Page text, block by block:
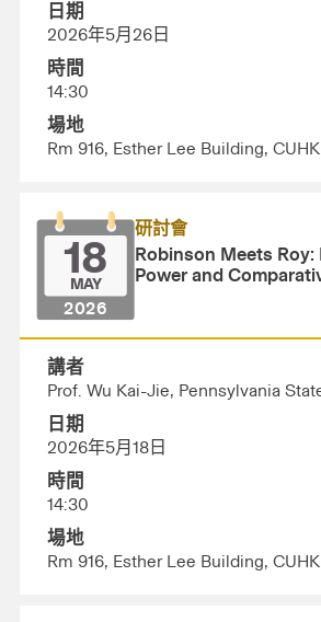
日期
2026年5月26日
時間
14:30
場地
Rm 916, Esther Lee Building, CUHK
18
MAY
2026
研討會
Robinson Meets
Power and
講者
Prof. Wu Kai-Jie, Pennsylvania
日期
2026年5月18日
時間
14:30
場地
Rm 916, Esther Lee Building, CUHK